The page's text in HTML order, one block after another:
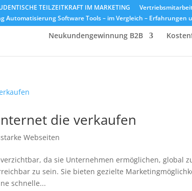
TEILZEITKRAFT IM MARKETING
Automatisierung Software Tools – im Vergleich – Erfahrungen
Neukundengewinnung B2B
die verkaufen
Webseiten
da sie Unternehmen ermöglichen, global
zu sein. Sie bieten gezielte
schnelle...